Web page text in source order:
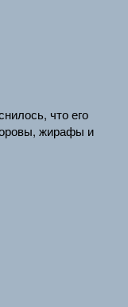
что его
жирафы и